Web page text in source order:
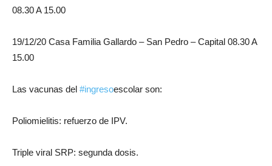
08.30 A 15.00
19/12/20 Casa Familia Gallardo – San Pedro – Capital 08.30 A
15.00
Las vacunas del #ingresoescolar son:
Poliomielitis: refuerzo de IPV.
Triple viral SRP: segunda dosis.